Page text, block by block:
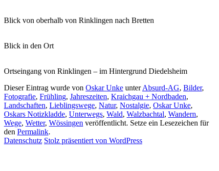
Blick von oberhalb von Rinklingen nach Bretten
Blick in den Ort
Ortseingang von Rinklingen – im Hintergrund Diedelsheim
Dieser Eintrag wurde von Oskar Unke unterAbsurd-AG, Bilder,
Fotografie, Frühling, Jahreszeiten, Kraichgau + Nordbaden,
Landschaften, Lieblingswege, Natur, Nostalgie, Oskar Unke,
Oskars Notizkladde, Unterwegs, Wald, Walzbachtal, Wandern,
Wege, Wetter, Wössingen veröffentlicht. Setze ein Lesezeichen für
den Permalink.
Datenschutz Stolz präsentiert von WordPress